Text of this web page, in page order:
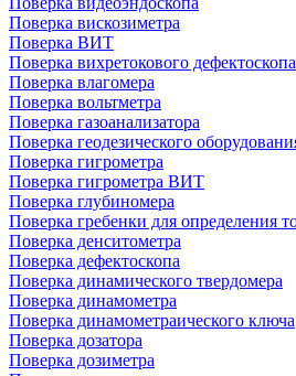
Поверка вискозиметра
Поверка ВИТ
Поверка вихретокового дефектоскопа
Поверка влагомера
Поверка вольтметра
Поверка газоанализатора
Поверка геодезического
Поверка гигрометра
Поверка гигрометра ВИТ
Поверка глубиномера
Поверка гребенки для определения
Поверка денситометра
Поверка дефектоскопа
Поверка динамического твердомера
Поверка динамометра
Поверка динамометраического ключа
Поверка дозатора
Поверка дозиметра